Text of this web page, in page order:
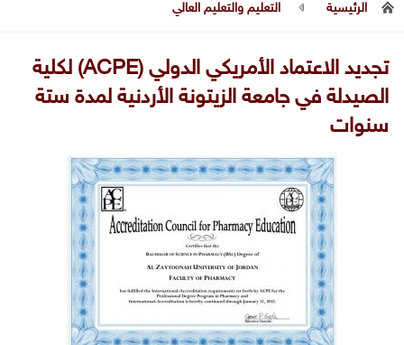
الرئيسية التعليم والتعليم العالي
تجديد الاعتماد الأمريكي الدولي (ACPE) لكلية
الصيدلة في جامعة الزيتونة الأردنية لمدة ستة
سنوات